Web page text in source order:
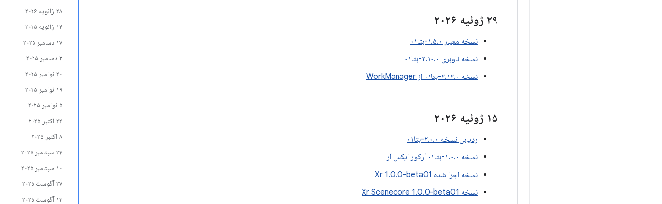
۲۸ ژانویه ۲۰۲۶
۱۴ ژانویه ۲۰۲۵
۱۷ دسامبر ۲۰۲۵
۳ دسامبر ۲۰۲۵
۲۰ نوامبر ۲۰۲۵
۱۹ نوامبر ۲۰۲۵
۵ نوامبر ۲۰۲۵
۲۲ اکتبر ۲۰۲۵
۸ اکتبر ۲۰۲۵
۲۴ سپتامبر ۲۰۲۵
۱۰ سپتامبر ۲۰۲۵
۲۷ آگوست ۲۰۲۵
۱۳ آگوست ۲۰۲۵
۲۹ ژوئیه ۲۰۲۶
نسخه معیار ۱.۵.۰-بتا۰۱
نسخه ناوبری ۲.۱۰.۰-بتا۰۱
نسخه ۲.۱۲.۰-بتا۰۱ از WorkManager
۱۵ ژوئیه ۲۰۲۶
ردیابی نسخه ۲.۰.۰-بتا۰۱
نسخه ۱.۰.۰-بتا۰۱ آرکور ایکس آر
نسخه اجرا شده Xr 1.0.0-beta01
نسخه Xr Scenecore 1.0.0-beta01